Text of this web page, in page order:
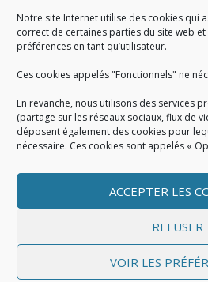
Notre site Internet utilise des cookies qui
correct de certaines parties du site web
préférences en tant qu’utilisateur.
Ces cookies appelés "Fonctionnels" ne
En revanche, nous utilisons des services
(partage sur les réseaux sociaux, flux de
déposent également des cookies pour
nécessaire. Ces cookies sont appelés «
ACCEPTER LES
REFUSER
VOIR LES
MENTIONS LÉGALES
Politique de